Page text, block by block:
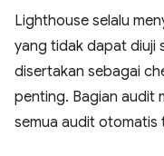
Lighthouse selalu
yang tidak dapat diuji
disertakan sebagai
penting. Bagian audit
semua audit otomatis